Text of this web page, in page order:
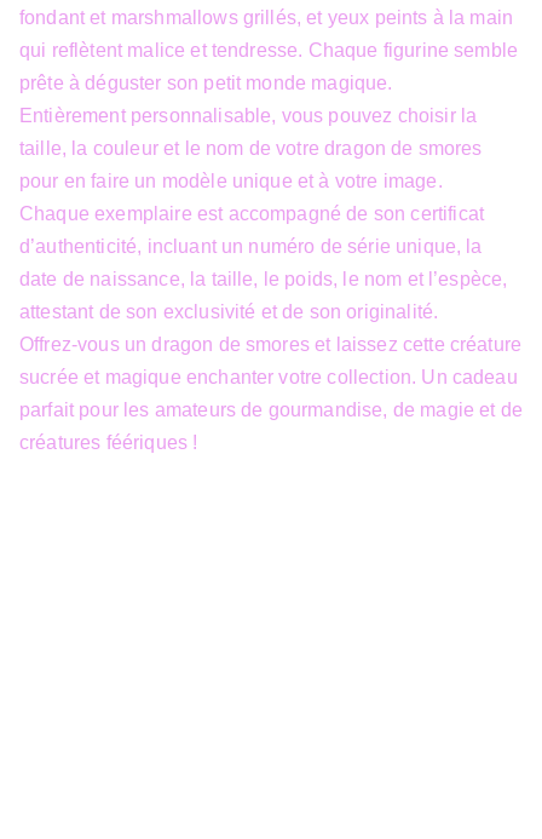
fondant et marshmallows grillés, et yeux peints à la main
qui reflètent malice et tendresse. Chaque figurine semble
prête à déguster son petit monde magique.
Entièrement personnalisable, vous pouvez choisir la
taille, la couleur et le nom de votre dragon de smores
pour en faire un modèle unique et à votre image.
Chaque exemplaire est accompagné de son certificat
d’authenticité, incluant un numéro de série unique, la
date de naissance, la taille, le poids, le nom et l’espèce,
attestant de son exclusivité et de son originalité.
Offrez-vous un dragon de smores et laissez cette créature
sucrée et magique enchanter votre collection. Un cadeau
parfait pour les amateurs de gourmandise, de magie et de
créatures féériques !